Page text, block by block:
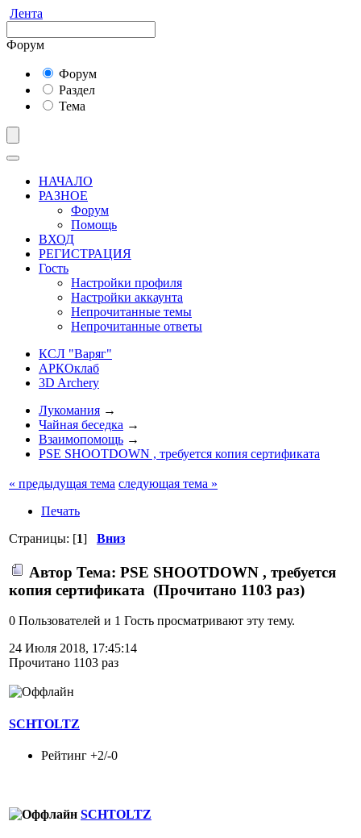
Лента
Форум
Форум
Раздел
Тема
НАЧАЛО
РАЗНОЕ
Форум
Помощь
ВХОД
РЕГИСТРАЦИЯ
Гость
Настройки профиля
Настройки аккаунта
Непрочитанные темы
Непрочитанные ответы
КСЛ "Варяг"
АРКОклаб
3D Archery
Лукомания →
Чайная беседка →
Взаимопомощь →
PSE SHOOTDOWN , требуется копия сертификата
« предыдущая тема следующая тема »
Печать
Страницы: [1] Вниз
Автор Тема: PSE SHOOTDOWN , требуется
копия сертификата (Прочитано 1103 раз)
0 Пользователей и 1 Гость просматривают эту тему.
24 Июля 2018, 17:45:14
Прочитано 1103 раз
SCHTOLTZ
Рейтинг +2/-0
SCHTOLTZ